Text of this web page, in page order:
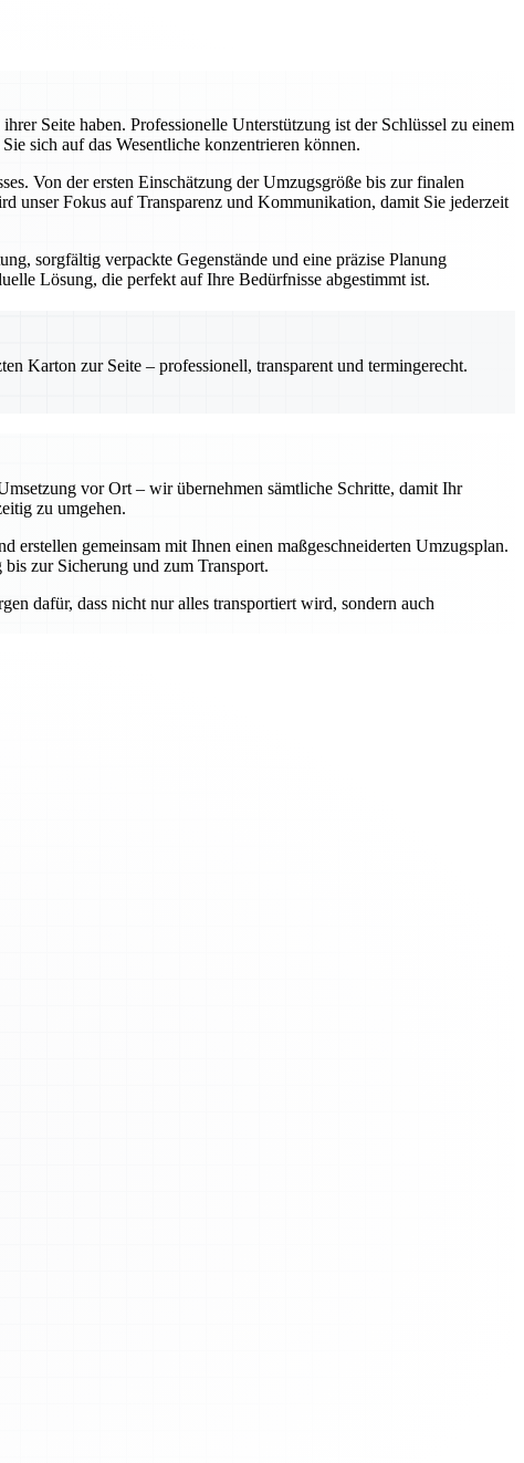
Seite haben. Professionelle Unterstützung ist der Schlüssel zu einem
sich auf das Wesentliche konzentrieren können.
Von der ersten Einschätzung der Umzugsgröße bis zur finalen
unser Fokus auf Transparenz und Kommunikation, damit Sie jederzeit
sorgfältig verpackte Gegenstände und eine präzise Planung
Lösung, die perfekt auf Ihre Bedürfnisse abgestimmt ist.
Karton zur Seite – professionell, transparent und termingerecht.
vor Ort – wir übernehmen sämtliche Schritte, damit Ihr
zu umgehen.
gemeinsam mit Ihnen einen maßgeschneiderten Umzugsplan.
zur Sicherung und zum Transport.
dafür, dass nicht nur alles transportiert wird, sondern auch